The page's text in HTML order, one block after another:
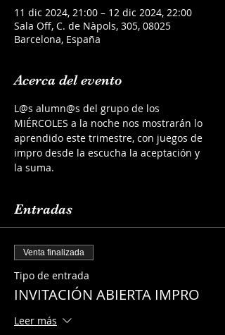
11 dic 2024, 21:00 – 12 dic 2024, 22:00
Sala Off, C. de Nàpols, 305, 08025
Barcelona, España
Acerca del evento
L@s alumn@s del grupo de los
MIÉRCOLES a la noche nos mostrarán lo
aprendido este trimestre, con juegos de
impro desde la escucha la aceptación y
la suma.
Entradas
Venta finalizada
Tipo de entrada
INVITACIÓN ABIERTA IMPRO
Leer más